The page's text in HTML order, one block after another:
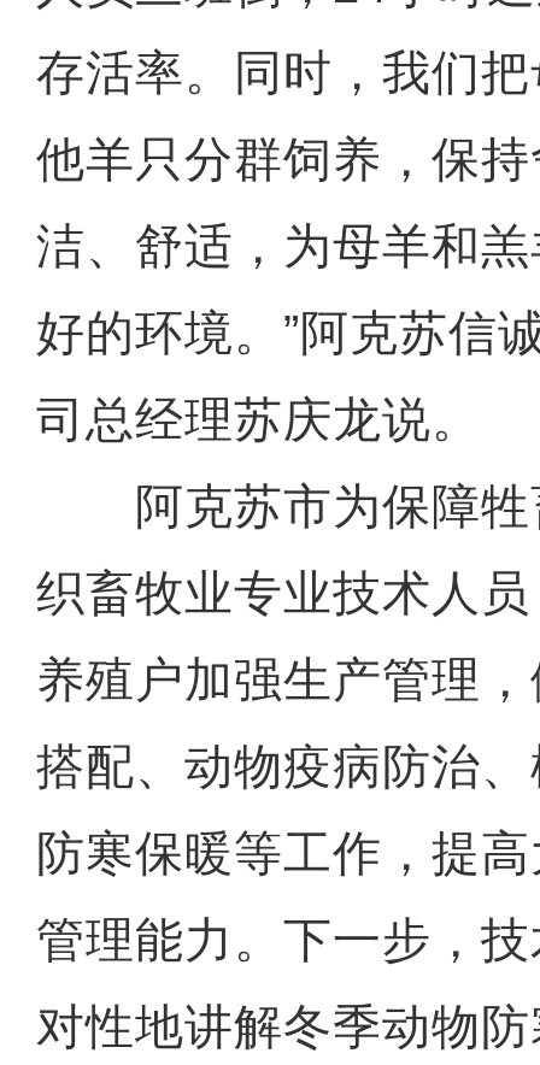
存活率。同时，我们
他羊只分群饲养，保
洁、舒适，为母羊和
好的环境。”阿克苏信
司总经理苏庆龙说。
阿克苏市为保障牲
织畜牧业专业技术人
养殖户加强生产管理
搭配、动物疫病防治
防寒保暖等工作，提
管理能力。下一步，
对性地讲解冬季动物